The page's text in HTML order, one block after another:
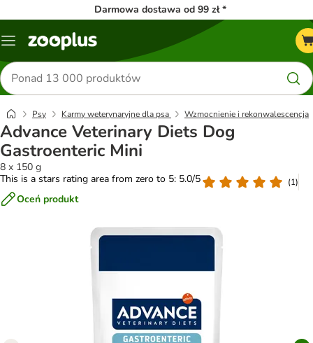
Darmowa dostawa od 99 zł *
Menu
Szukaj
produktów
Psy Karmy weterynaryjne dla psa Wzmocnienie i rekonwalescencja
Advance Veterinary Diets Dog
Gastroenteric Mini
8 x 150 g
This is a stars rating area from zero to 5: 5.0/5
(1)
Oceń produkt